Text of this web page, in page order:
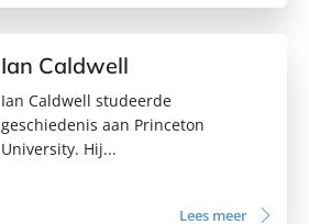
Ian Caldwell
Ian Caldwell studeerde
geschiedenis aan Princeton
University. Hij...
Lees meer